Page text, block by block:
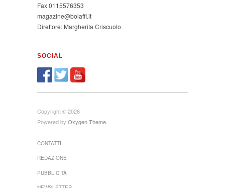
Fax 0115576353
magazine@bolaffi.it
Direttore: Margherita Criscuolo
SOCIAL
Copyright © 2026
Powered by Oxygen Theme
CONTATTI
REDAZIONE
PUBBLICITÀ